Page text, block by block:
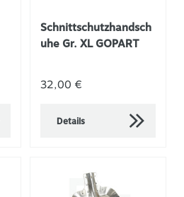
Schnittschutzhandsch
uhe Gr. XL GOPART
32,00 €
Details